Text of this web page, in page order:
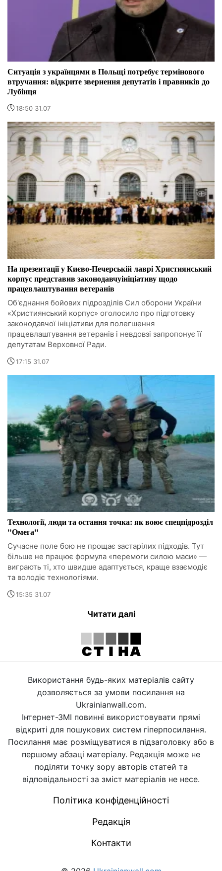
Ситуація з українцями в Польщі потребує термінового
втручання: відкрите звернення депутатів і правників до
Лубінця
18:50 31.07
На презентації у Києво-Печерській лаврі Християнський
корпус представив законодавчуініціативу щодо
працевлаштування ветеранів
Об'єднання бойових підрозділів Сил оборони України
«Християнський корпус» оголосило про підготовку
законодавчої ініціативи для полегшення
працевлаштування ветеранів і невдовзі запропонує її
депутатам Верховної Ради.
17:15 31.07
Технології, люди та остання точка: як воює спецпідрозділ
"Омега"
Сучасне поле бою не прощає застарілих підходів. Тут
більше не працює формула «перемоги силою маси» —
виграють ті, хто швидше адаптується, краще взаємодіє
та володіє технологіями.
15:35 31.07
Читати далі
Використання будь-яких матеріалів сайту
дозволяється за умови посилання на
Ukrainianwall.com.
Інтернет-ЗМІ повинні використовувати прямі
відкриті для пошукових систем гіперпосилання.
Посилання має розміщуватися в підзаголовку або в
першому абзаці матеріалу. Редакція може не
поділяти точку зору авторів статей та
відповідальності за зміст матеріалів не несе.
Політика конфіденційності
Редакція
Контакти